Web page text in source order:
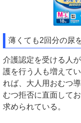
薄くても2回分の尿
介護認定を受ける人
護を行う人も増えて
れば、大人用おむつ
むつ拒否に直面して
求められている。